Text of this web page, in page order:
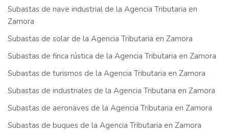
Subastas de nave industrial de la Agencia Tributaria en
Zamora
Subastas de solar de la Agencia Tributaria en Zamora
Subastas de finca rústica de la Agencia Tributaria en Zamora
Subastas de turismos de la Agencia Tributaria en Zamora
Subastas de industriales de la Agencia Tributaria en Zamora
Subastas de aeronaves de la Agencia Tributaria en Zamora
Subastas de buques de la Agencia Tributaria en Zamora